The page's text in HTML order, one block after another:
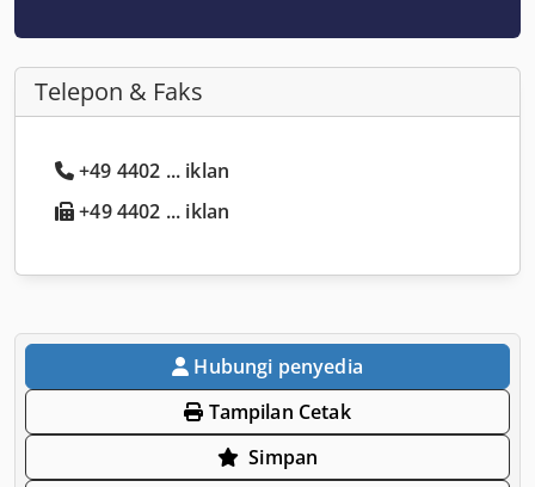
Telepon & Faks
+49 4402 ... iklan
+49 4402 ... iklan
Hubungi penyedia
Tampilan Cetak
Simpan